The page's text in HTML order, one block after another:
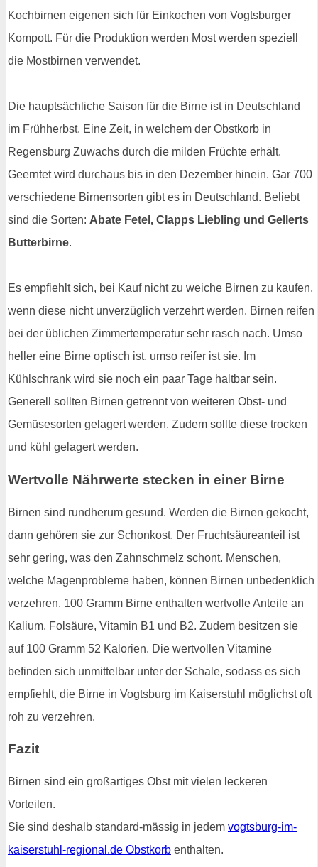
Kochbirnen eigenen sich für Einkochen von Vogtsburger
Kompott. Für die Produktion werden Most werden speziell
die Mostbirnen verwendet.
Die hauptsächliche Saison für die Birne ist in Deutschland
im Frühherbst. Eine Zeit, in welchem der Obstkorb in
Regensburg Zuwachs durch die milden Früchte erhält.
Geerntet wird durchaus bis in den Dezember hinein. Gar 700
verschiedene Birnensorten gibt es in Deutschland. Beliebt
sind die Sorten: Abate Fetel, Clapps Liebling und Gellerts
Butterbirne.
Es empfiehlt sich, bei Kauf nicht zu weiche Birnen zu kaufen,
wenn diese nicht unverzüglich verzehrt werden. Birnen reifen
bei der üblichen Zimmertemperatur sehr rasch nach. Umso
heller eine Birne optisch ist, umso reifer ist sie. Im
Kühlschrank wird sie noch ein paar Tage haltbar sein.
Generell sollten Birnen getrennt von weiteren Obst- und
Gemüsesorten gelagert werden. Zudem sollte diese trocken
und kühl gelagert werden.
Wertvolle Nährwerte stecken in einer Birne
Birnen sind rundherum gesund. Werden die Birnen gekocht,
dann gehören sie zur Schonkost. Der Fruchtsäureanteil ist
sehr gering, was den Zahnschmelz schont. Menschen,
welche Magenprobleme haben, können Birnen unbedenklich
verzehren. 100 Gramm Birne enthalten wertvolle Anteile an
Kalium, Folsäure, Vitamin B1 und B2. Zudem besitzen sie
auf 100 Gramm 52 Kalorien. Die wertvollen Vitamine
befinden sich unmittelbar unter der Schale, sodass es sich
empfiehlt, die Birne in Vogtsburg im Kaiserstuhl möglichst oft
roh zu verzehren.
Fazit
Birnen sind ein großartiges Obst mit vielen leckeren
Vorteilen.
Sie sind deshalb standard-mässig in jedem vogtsburg-im-
kaiserstuhl-regional.de Obstkorb enthalten.